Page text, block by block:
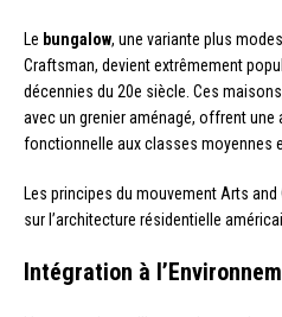
Le bungalow, une variante plus
Craftsman, devient extrêmement
décennies du 20e siècle. Ces
avec un grenier aménagé, offrent une
fonctionnelle aux classes moyennes
Les principes du mouvement Arts
sur l’architecture résidentielle
Intégration à